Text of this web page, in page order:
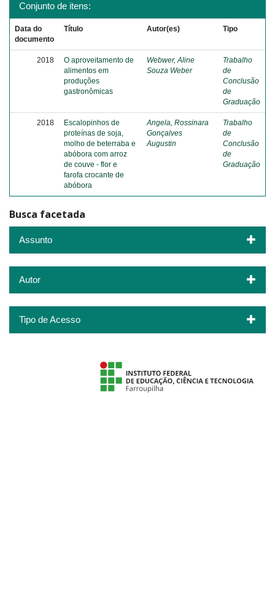
Conjunto de itens:
Data do
documento
Título Autor(es) Tipo
2018
O aproveitamento de
alimentos em
produções
gastronômicas
Webwer, Aline
Souza Weber
Trabalho
de
Conclusão
de
Graduação
2018
Escalopinhos de
proteínas de soja,
molho de beterraba e
abóbora com arroz
de couve - flor e
farofa crocante de
abóbora
Angela, Rossinara
Gonçalves
Augustin
Trabalho
de
Conclusão
de
Graduação
Busca facetada
Assunto
Autor
Tipo de Acesso